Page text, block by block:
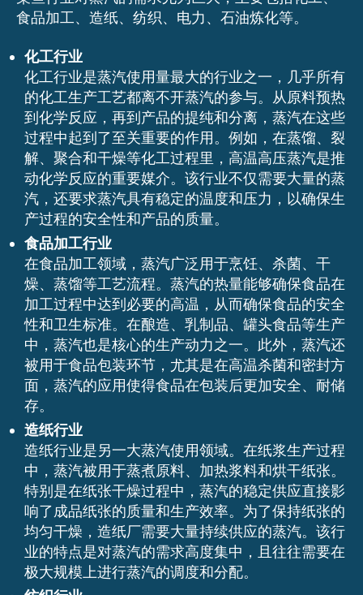
食品加工、造纸、纺织、电力、石油炼化等。
化工行业
化工行业是蒸汽使用量最大的行业之一，几乎所有
的化工生产工艺都离不开蒸汽的参与。从原料预热
到化学反应，再到产品的提纯和分离，蒸汽在这些
过程中起到了至关重要的作用。例如，在蒸馏、裂
解、聚合和干燥等化工过程里，高温高压蒸汽是推
动化学反应的重要媒介。该行业不仅需要大量的蒸
汽，还要求蒸汽具有稳定的温度和压力，以确保生
产过程的安全性和产品的质量。
食品加工行业
在食品加工领域，蒸汽广泛用于烹饪、杀菌、干
燥、蒸馏等工艺流程。蒸汽的热量能够确保食品在
加工过程中达到必要的高温，从而确保食品的安全
性和卫生标准。在酿造、乳制品、罐头食品等生产
中，蒸汽也是核心的生产动力之一。此外，蒸汽还
被用于食品包装环节，尤其是在高温杀菌和密封方
面，蒸汽的应用使得食品在包装后更加安全、耐储
存。
造纸行业
造纸行业是另一大蒸汽使用领域。在纸浆生产过程
中，蒸汽被用于蒸煮原料、加热浆料和烘干纸张。
特别是在纸张干燥过程中，蒸汽的稳定供应直接影
响了成品纸张的质量和生产效率。为了保持纸张的
均匀干燥，造纸厂需要大量持续供应的蒸汽。该行
业的特点是对蒸汽的需求高度集中，且往往需要在
极大规模上进行蒸汽的调度和分配。